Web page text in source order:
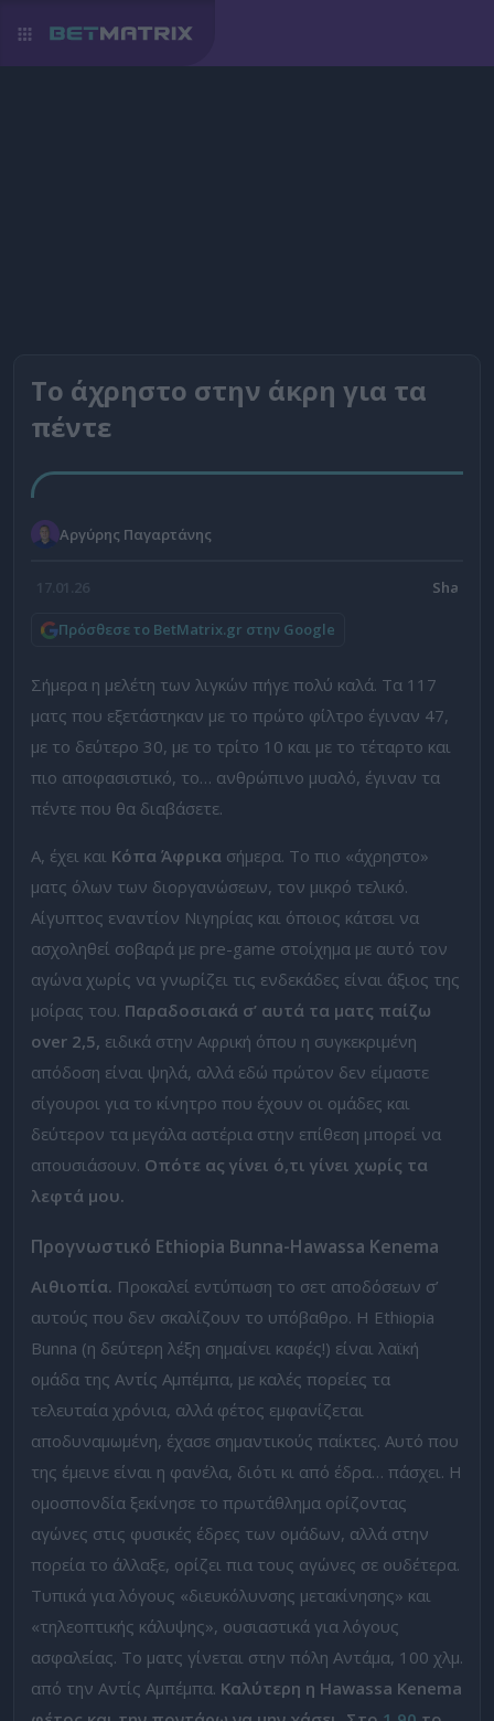
Το άχρηστο στην άκρη για τα
πέντε
Αργύρης Παγαρτάνης
17.01.26
Πρόσθεσε το BetMatrix.gr στην Google
Σήμερα η μελέτη των λιγκών πήγε πολύ καλά. Τα 117
ματς που εξετάστηκαν με το πρώτο φίλτρο έγιναν 47,
με το δεύτερο 30, με το τρίτο 10 και με το τέταρτο και
πιο αποφασιστικό, το… ανθρώπινο μυαλό, έγιναν τα
πέντε που θα διαβάσετε.
Α, έχει και Κόπα Άφρικα σήμερα. Το πιο «άχρηστο»
ματς όλων των διοργανώσεων, τον μικρό τελικό.
Αίγυπτος εναντίον Νιγηρίας και όποιος κάτσει να
ασχοληθεί σοβαρά με pre-game στοίχημα με αυτό τον
αγώνα χωρίς να γνωρίζει τις ενδεκάδες είναι άξιος της
μοίρας του. Παραδοσιακά σ’ αυτά τα ματς παίζω
over 2,5, ειδικά στην Αφρική όπου η συγκεκριμένη
απόδοση είναι ψηλά, αλλά εδώ πρώτον δεν είμαστε
σίγουροι για το κίνητρο που έχουν οι ομάδες και
δεύτερον τα μεγάλα αστέρια στην επίθεση μπορεί να
απουσιάσουν. Οπότε ας γίνει ό,τι γίνει χωρίς τα
λεφτά μου.
Προγνωστικό Ethiopia Bunna-Hawassa Kenema
Αιθιοπία. Προκαλεί εντύπωση το σετ αποδόσεων σ’
αυτούς που δεν σκαλίζουν το υπόβαθρο. Η Ethiopia
Bunna (η δεύτερη λέξη σημαίνει καφές!) είναι λαϊκή
ομάδα της Αντίς Αμπέμπα, με καλές πορείες τα
τελευταία χρόνια, αλλά φέτος εμφανίζεται
αποδυναμωμένη, έχασε σημαντικούς παίκτες. Αυτό που
της έμεινε είναι η φανέλα, διότι κι από έδρα… πάσχει. Η
ομοσπονδία ξεκίνησε το πρωτάθλημα ορίζοντας
αγώνες στις φυσικές έδρες των ομάδων, αλλά στην
πορεία το άλλαξε, ορίζει πια τους αγώνες σε ουδέτερα.
Τυπικά για λόγους «διευκόλυνσης μετακίνησης» και
«τηλεοπτικής κάλυψης», ουσιαστικά για λόγους
ασφαλείας. Το ματς γίνεται στην πόλη Αντάμα, 100 χλμ.
από την Αντίς Αμπέμπα. Καλύτερη η Hawassa Kenema